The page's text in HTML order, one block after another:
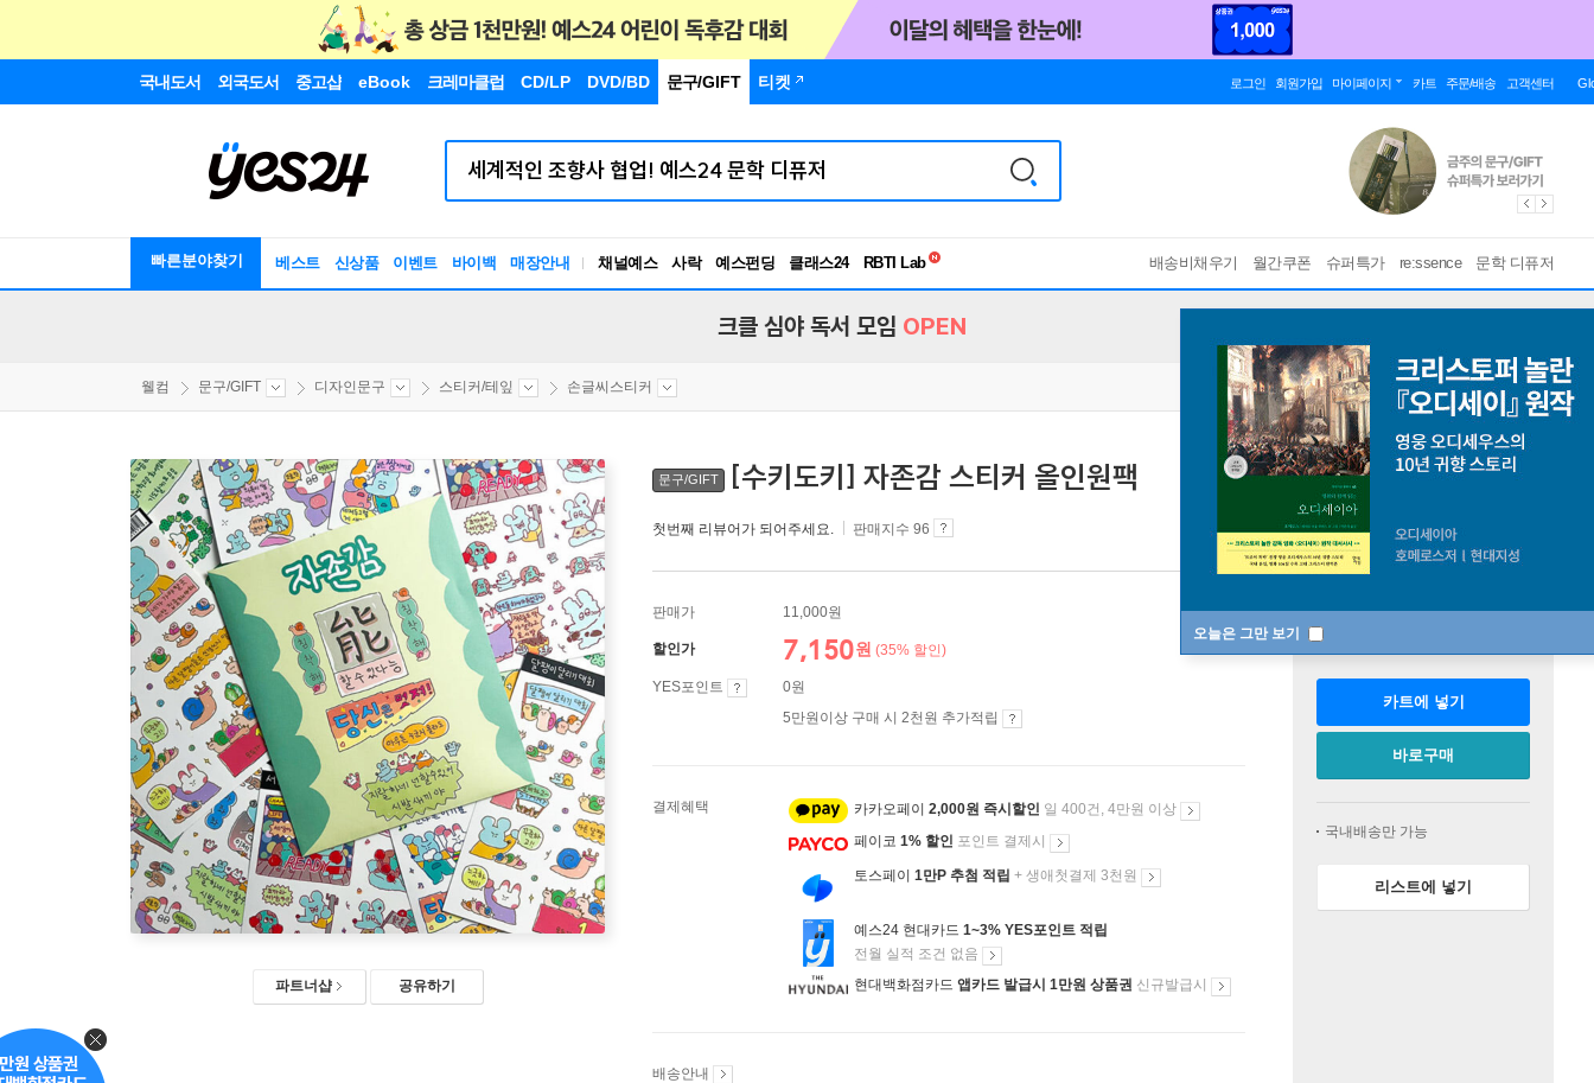
국내도서 외국도서 중고샵 eBook 크레마클럽 CD/LP DVD/BD 문구/GIFT 티켓 로그인 회원가입 마이페이지 카트 주문/배송 고객센터
빠른분야찾기 베스트 신상품 이벤트 바이백 매장안내 채널예스 사락 예스펀딩 클래스24
독서유형검사
배송비채우기 월간쿠폰 슈퍼특가 re:ssence 문학 디퓨저
오늘은 그만 보기
크클 심야 독서 모임 OPEN
웰컴 문구/GIFT 디자인문구 스티커/테잎 손글씨스티커
파트너샵 공유하기
문구/GIFT [수키도키] 자존감 스티커 올인원팩
첫번째 리뷰어가 되어주세요. 판매지수 96
판매가 11,000원
할인가 7,150원 (35% 할인)
YES포인트
0원
5만원이상 구매 시 2천원 추가적립
결제혜택 카카오페이 2,000원 즉시할인 일 400건, 4만원 이상
페이코 1% 할인 포인트 결제시
토스페이 1만P 추첨 적립 + 생애첫결제 3천원
예스24 현대카드 1~3% YES포인트 적립
전월 실적 조건 없음
현대백화점카드 앱카드 발급시 1만원 상품권 신규발급시
배송안내
수량
카트에 넣기
바로구매
국내배송만 가능
리스트에 넣기